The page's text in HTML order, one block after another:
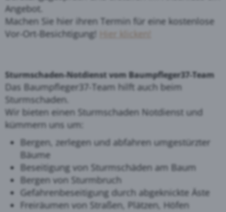
Angebot.
Machen Sie hier ihren Termin für eine kostenlose
Vor-Ort-Besichtigung!
Hier klicken!
Sturmschaden-Notdienst vom Baumpfleger37-Team
Das Baumpfleger37-Team hilft auch beim
Sturmschaden.
Wir bieten einen Sturmschaden Notdienst und
kümmern uns um:
Bergen, zerlegen und abfahren umgestürzter
Bäume
Beseitigung von Sturmschäden am Baum
Bergen von Sturmbruch
Gefahrenbeseitigung durch abgeknickte Äste
Freiräumen von Straßen, Plätzen, Höfen